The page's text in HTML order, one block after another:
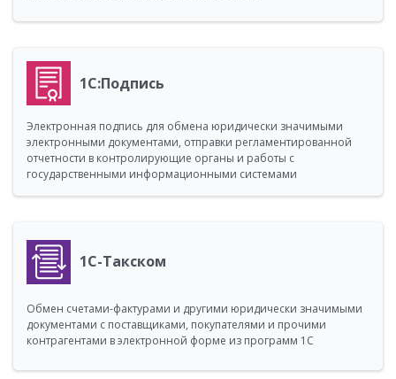
1С:Подпись
Электронная подпись для обмена юридически значимыми
электронными документами, отправки регламентированной
отчетности в контролирующие органы и работы с
государственными информационными системами
1С-Такском
Обмен счетами-фактурами и другими юридически значимыми
документами с поставщиками, покупателями и прочими
контрагентами в электронной форме из программ 1С